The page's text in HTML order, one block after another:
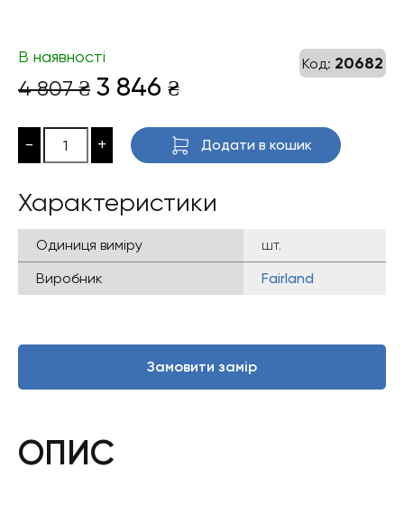
Код: 20682
В наявності
4 807₴ Оригінальна
4
807 ₴.
3 846 ₴Поточна
3
846 ₴.
- + Додати в кошик
Характеристики
Одиниця виміру
шт.
Виробник
Fairland
Замовити замір
ОПИС